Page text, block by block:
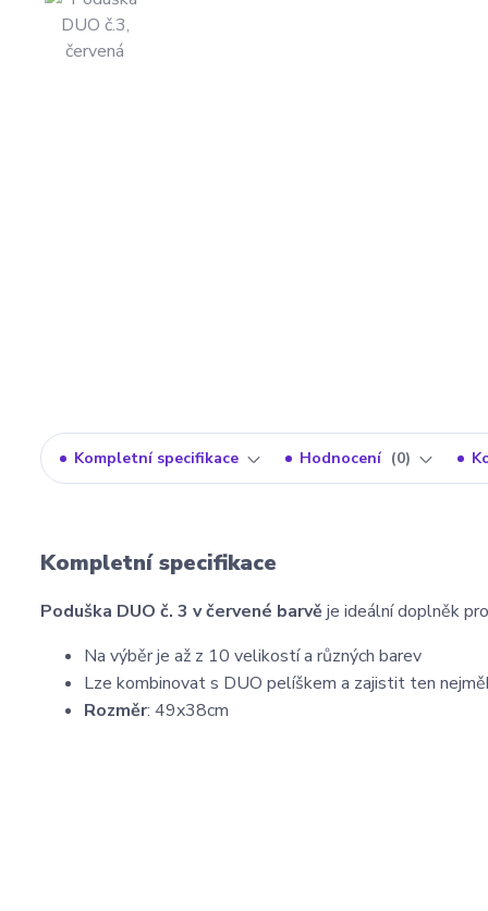
Kompletní specifikace Hodnocení 0
Kompletní specifikace
Poduška DUO č. 3 v červené barvě je ideální doplněk
Na výběr je až z 10 velikostí a různých barev
Lze kombinovat s DUO pelíškem a zajistit ten
Rozměr: 49x38cm